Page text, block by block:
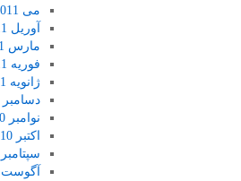
می 2011
آوریل 2011
مارس 2011
فوریه 2011
ژانویه 2011
دسامبر 2010
نوامبر 2010
اکتبر 2010
سپتامبر 2010
آگوست 2010